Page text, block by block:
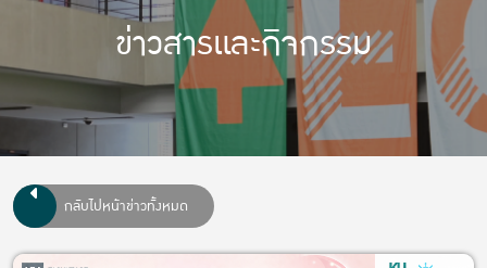
ข่าวสารและกิจกรรม
กลับไปหน้าข่าวทั้งหมด